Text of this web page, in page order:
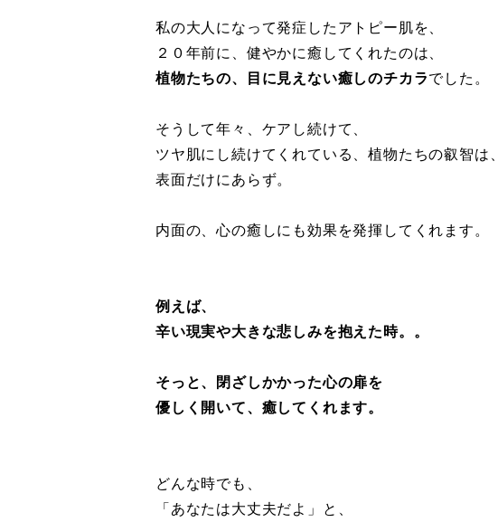
私の大人になって発症したアトピー肌を、
２０年前に、健やかに癒してくれたのは、
植物たちの、目に見えない癒しのチカラでした。
そうして年々、ケアし続けて、
ツヤ肌にし続けてくれている、植物たちの叡智は、
表面だけにあらず。
内面の、心の癒しにも効果を発揮してくれます。
例えば、
辛い現実や大きな悲しみを抱えた時。。
そっと、閉ざしかかった心の扉を
優しく開いて、癒してくれます。
どんな時でも、
「あなたは大丈夫だよ」と、